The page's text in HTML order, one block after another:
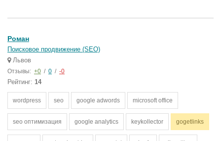
Роман
Поисковое продвижение (SEO)
Львов
Отзывы: +0 / 0 / -0
Рейтинг: 14
wordpress seo google adwords microsoft office
seo оптимизация google analytics keykollector gogetlinks